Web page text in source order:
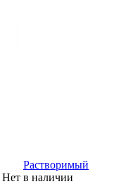
Растворимый
Нет в наличии